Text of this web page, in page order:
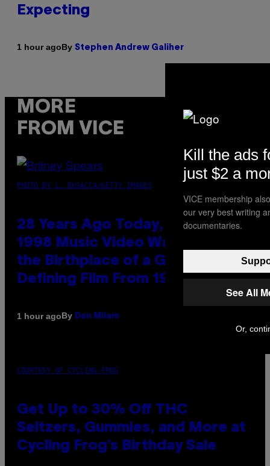
Expecting
1 hour agoBy Stephen Andrew Galiher
MORE
FROM VICE
PHOTO BY L. BUSACCA/GETTY IMAGES
28 Years Ago Today, an Iconic
1998 Music Video Was Shot at
the Birthplace of a Genre-
Defining Film From 1978
1 hour agoBy Dan Milam
COURTESY OF CYCLING FROG
Get Up to 30% Off THC
Seltzers, Gummies, and More at
Cycling Frog’s Birthday Sale
Kill the ads
just $2 a
VICE membership
our very best writing
documentaries.
See All
Or,